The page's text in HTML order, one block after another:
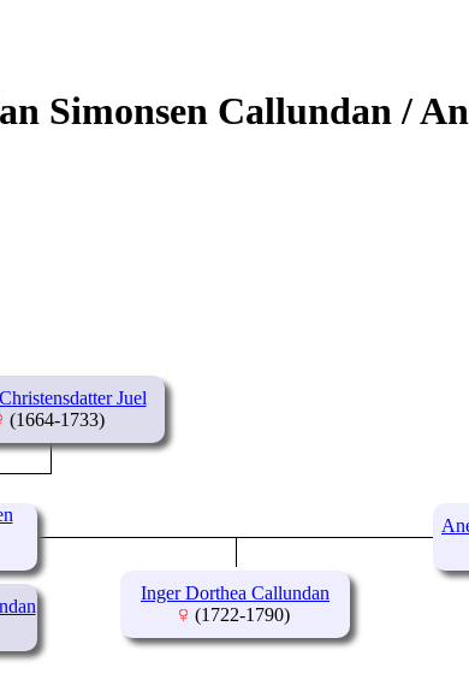
Simonsen Callundan /
Juel
(1664-1733)
Inger Dorthea Callundan
(1722-1790)